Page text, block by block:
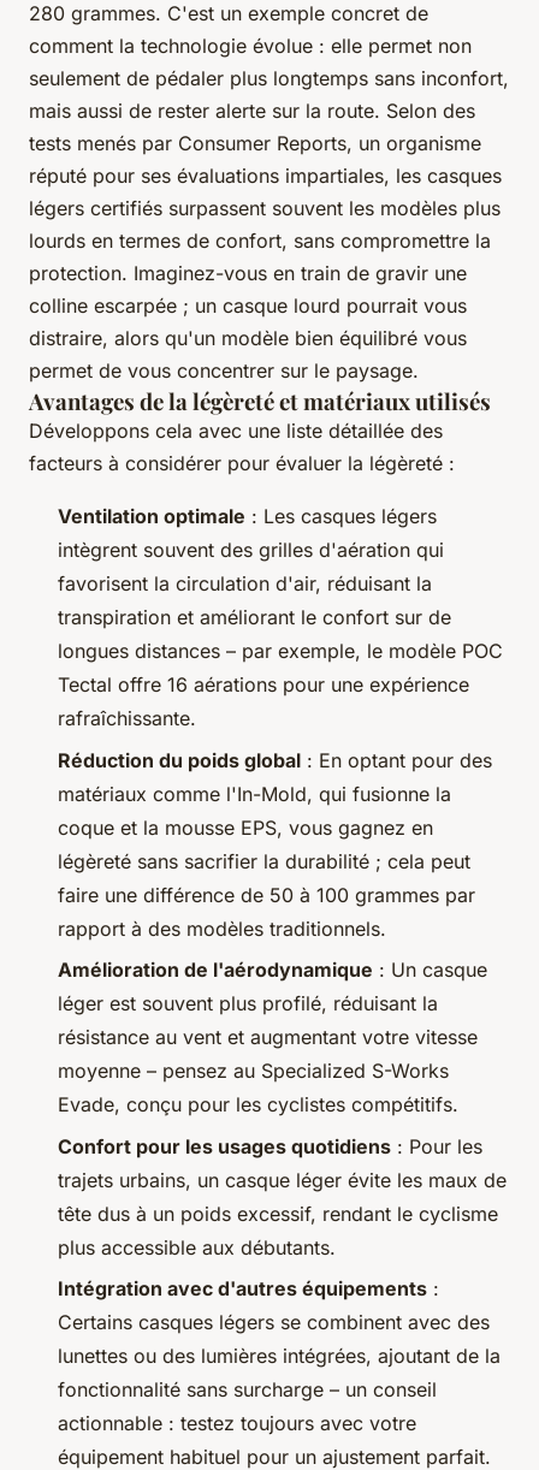
280 grammes. C'est un exemple concret de
comment la technologie évolue : elle permet non
seulement de pédaler plus longtemps sans inconfort,
mais aussi de rester alerte sur la route. Selon des
tests menés par Consumer Reports, un organisme
réputé pour ses évaluations impartiales, les casques
légers certifiés surpassent souvent les modèles plus
lourds en termes de confort, sans compromettre la
protection. Imaginez-vous en train de gravir une
colline escarpée ; un casque lourd pourrait vous
distraire, alors qu'un modèle bien équilibré vous
permet de vous concentrer sur le paysage.
Avantages de la légèreté et matériaux utilisés
Développons cela avec une liste détaillée des
facteurs à considérer pour évaluer la légèreté :
Ventilation optimale : Les casques légers
intègrent souvent des grilles d'aération qui
favorisent la circulation d'air, réduisant la
transpiration et améliorant le confort sur de
longues distances – par exemple, le modèle POC
Tectal offre 16 aérations pour une expérience
rafraîchissante.
Réduction du poids global : En optant pour des
matériaux comme l'In-Mold, qui fusionne la
coque et la mousse EPS, vous gagnez en
légèreté sans sacrifier la durabilité ; cela peut
faire une différence de 50 à 100 grammes par
rapport à des modèles traditionnels.
Amélioration de l'aérodynamique : Un casque
léger est souvent plus profilé, réduisant la
résistance au vent et augmentant votre vitesse
moyenne – pensez au Specialized S-Works
Evade, conçu pour les cyclistes compétitifs.
Confort pour les usages quotidiens : Pour les
trajets urbains, un casque léger évite les maux de
tête dus à un poids excessif, rendant le cyclisme
plus accessible aux débutants.
Intégration avec d'autres équipements :
Certains casques légers se combinent avec des
lunettes ou des lumières intégrées, ajoutant de la
fonctionnalité sans surcharge – un conseil
actionnable : testez toujours avec votre
équipement habituel pour un ajustement parfait.